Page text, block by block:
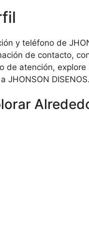
y teléfono de
de contacto,
de atención,
JHONSON DISENOS.